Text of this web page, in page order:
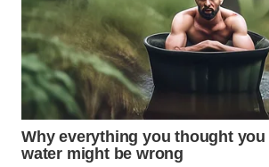
WN
BOROBUDUR
WN
MADURA